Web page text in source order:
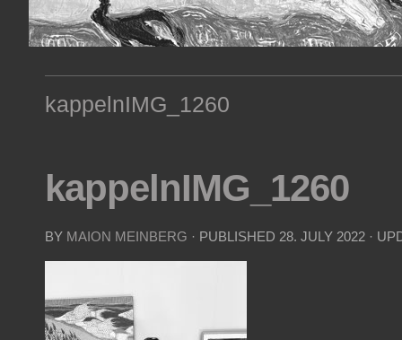
kappelnIMG_1260
kappelnIMG_1260
BY MAION MEINBERG · PUBLISHED 28. JULY 2022 ·